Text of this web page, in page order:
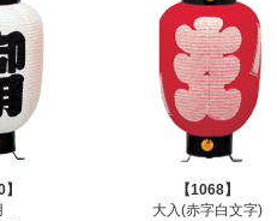
【1068】
大入(赤字白文字)